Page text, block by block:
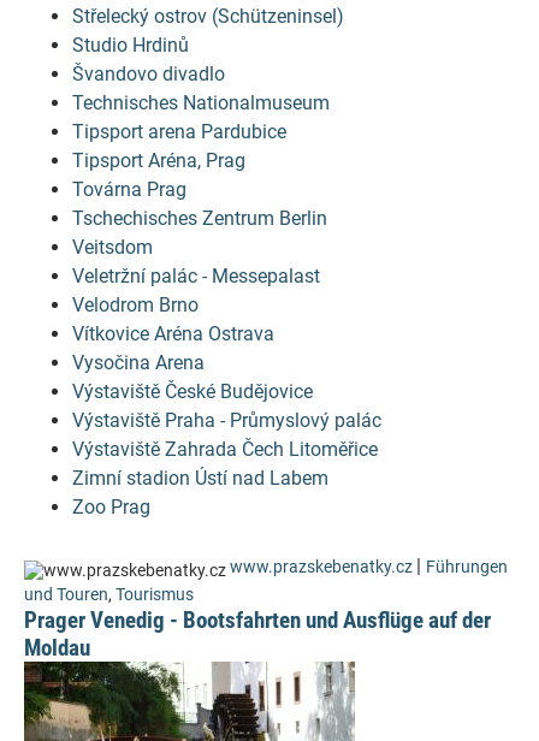
Střelecký ostrov (Schützeninsel)
Studio Hrdinů
Švandovo divadlo
Technisches Nationalmuseum
Tipsport arena Pardubice
Tipsport Aréna, Prag
Továrna Prag
Tschechisches Zentrum Berlin
Veitsdom
Veletržní palác - Messepalast
Velodrom Brno
Vítkovice Aréna Ostrava
Vysočina Arena
Výstaviště České Budějovice
Výstaviště Praha - Průmyslový palác
Výstaviště Zahrada Čech Litoměřice
Zimní stadion Ústí nad Labem
Zoo Prag
www.prazskebenatky.cz | Führungen
und Touren, Tourismus
Prager Venedig - Bootsfahrten und Ausflüge auf der
Moldau